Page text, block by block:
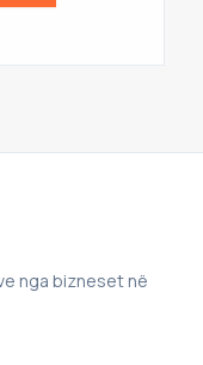
nga bizneset në